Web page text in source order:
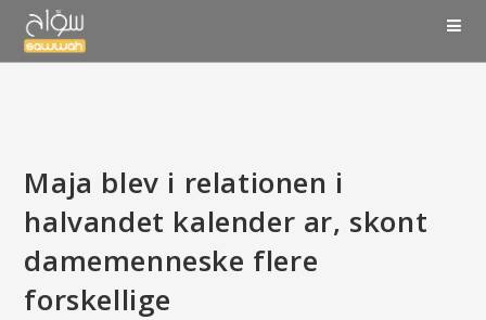
Maja blev i relationen i
halvandet kalender ar, skont
damemenneske flere
forskellige